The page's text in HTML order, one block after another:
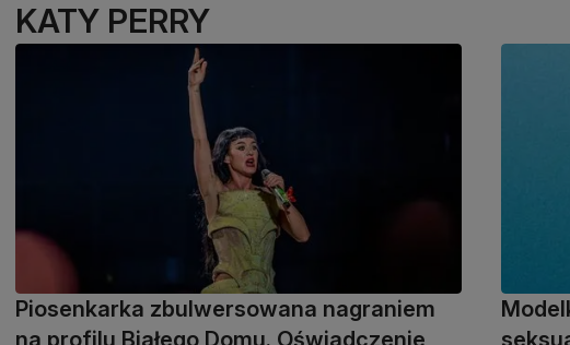
KATY PERRY
Piosenkarka zbulwersowana nagraniem
na profilu Białego Domu. Oświadczenie